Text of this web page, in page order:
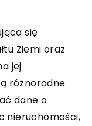
się
Ziemi oraz
jej
różnorodne
dane o
nieruchomości,